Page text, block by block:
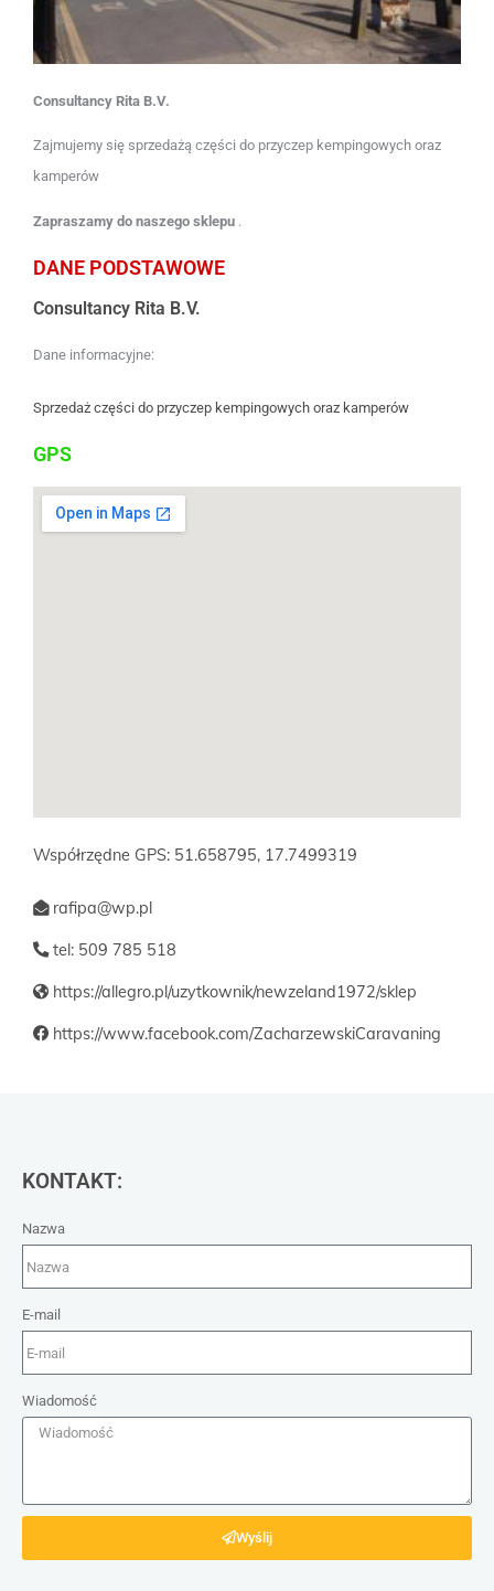
Consultancy Rita B.V.
Zajmujemy się sprzedażą części do przyczep kempingowych oraz
kamperów
Zapraszamy do naszego sklepu .
DANE PODSTAWOWE
Consultancy Rita B.V.
Dane informacyjne:
Sprzedaż części do przyczep kempingowych oraz kamperów
GPS
Współrzędne GPS: 51.658795, 17.7499319
rafipa@wp.pl
tel: 509 785 518
https://allegro.pl/uzytkownik/newzeland1972/sklep
https://www.facebook.com/ZacharzewskiCaravaning
KONTAKT:
Nazwa
E-mail
Wiadomość
Wyślij